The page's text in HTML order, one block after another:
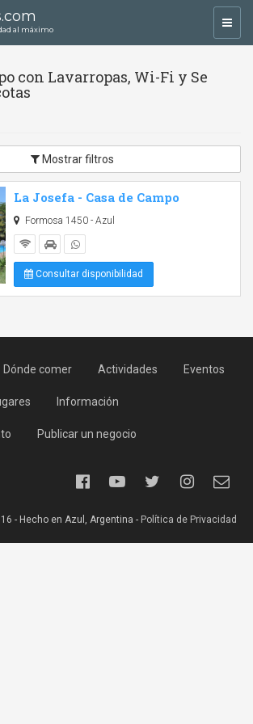
al máximo
con Lavarropas, Wi-Fi y Se
Mostrar filtros
La Josefa - Casa de Campo
Formosa 1450 - Azul
Consultar disponibilidad
Dónde comer Actividades Eventos
Información
Publicar un negocio
- Hecho en Azul, Argentina - Política de Privacidad